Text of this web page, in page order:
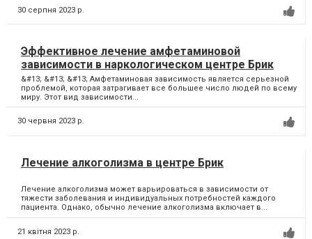
30 серпня 2023 р.
Эффективное лечение амфетаминовой
зависимости в наркологическом центре Брик
&#13; &#13; &#13; Амфетаминовая зависимость является серьезной
проблемой, которая затрагивает все большее число людей по всему
миру. Этот вид зависимости...
30 червня 2023 р.
Лечение алкоголизма в центре Брик
Лечение алкоголизма может варьироваться в зависимости от
тяжести заболевания и индивидуальных потребностей каждого
пациента. Однако, обычно лечение алкоголизма включает в...
21 квітня 2023 р.